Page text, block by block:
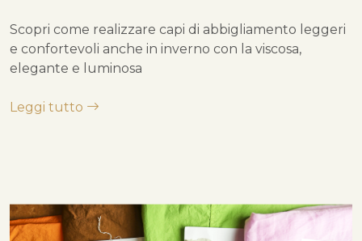
Scopri come realizzare capi di abbigliamento leggeri
e confortevoli anche in inverno con la viscosa,
elegante e luminosa
Leggi tutto